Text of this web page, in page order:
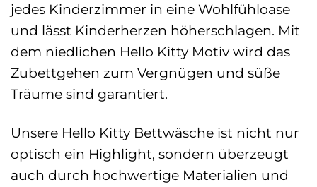
jedes Kinderzimmer in eine Wohlfühloase
und lässt Kinderherzen höherschlagen. Mit
dem niedlichen Hello Kitty Motiv wird das
Zubettgehen zum Vergnügen und süße
Träume sind garantiert.
Unsere Hello Kitty Bettwäsche ist nicht nur
optisch ein Highlight, sondern überzeugt
auch durch hochwertige Materialien und